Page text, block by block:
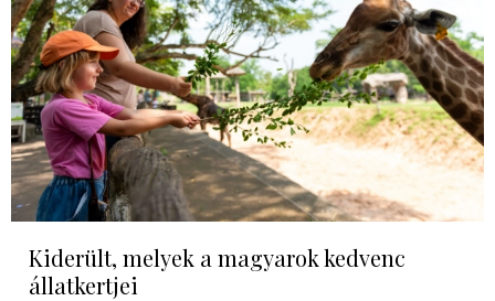
Kiderült, melyek a magyarok kedvenc
állatkertjei